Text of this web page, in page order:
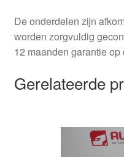
De onderdelen zijn
worden zorgvuldig
12 maanden garantie op
Gerelateerde